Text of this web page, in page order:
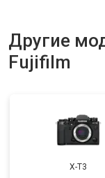
Другие
Fujifilm
X-T3